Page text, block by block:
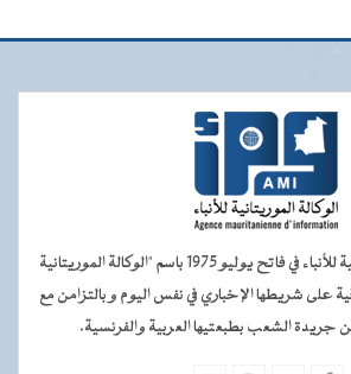
أنشئت الوكالة الموريتانية للأنباء في فاتح يوليو 1975 باسم "الوكالة الموريتانية
على شريطها الإخباري في نفس اليوم و بالتزامن مع
الشعب بطبعتيها العربية والفرنسية.